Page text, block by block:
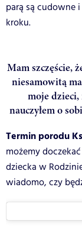
parą są cudowne
kroku.
Mam szczęście,
niesamowitą
moje dzieci,
nauczyłem o
Termin porodu
możemy
dziecka w
wiadomo, czy